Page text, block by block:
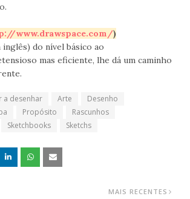
www.drawspace.com/)
do nível básico ao
mas eficiente, lhe dá um caminho
a desenhar Arte
Desenho
Propósito
Rascunhos
Sketchbooks Sketchs
MAIS RECENTES